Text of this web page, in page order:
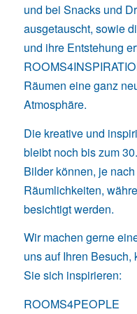
und bei Snacks und
ausgetauscht, sowie
und ihre Entstehung
Räumen eine ganz
Atmosphäre.
Die kreative und
bleibt noch bis zum
Bilder können, je
Räumlichkeiten,
besichtigt werden.
Wir machen gerne
uns auf Ihren
Sie sich inspirieren:
ROOMS4PEOPLE